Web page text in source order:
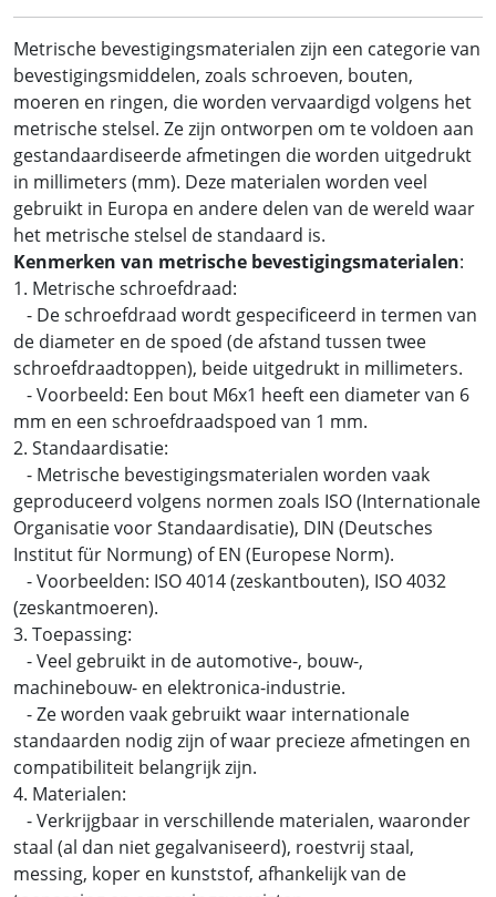
Metrische bevestigingsmaterialen zijn een categorie van
bevestigingsmiddelen, zoals schroeven, bouten,
moeren en ringen, die worden vervaardigd volgens het
metrische stelsel. Ze zijn ontworpen om te voldoen aan
gestandaardiseerde afmetingen die worden uitgedrukt
in millimeters (mm). Deze materialen worden veel
gebruikt in Europa en andere delen van de wereld waar
het metrische stelsel de standaard is.
Kenmerken van metrische bevestigingsmaterialen:
1. Metrische schroefdraad:
- De schroefdraad wordt gespecificeerd in termen van
de diameter en de spoed (de afstand tussen twee
schroefdraadtoppen), beide uitgedrukt in millimeters.
- Voorbeeld: Een bout M6x1 heeft een diameter van 6
mm en een schroefdraadspoed van 1 mm.
2. Standaardisatie:
- Metrische bevestigingsmaterialen worden vaak
geproduceerd volgens normen zoals ISO (Internationale
Organisatie voor Standaardisatie), DIN (Deutsches
Institut für Normung) of EN (Europese Norm).
- Voorbeelden: ISO 4014 (zeskantbouten), ISO 4032
(zeskantmoeren).
3. Toepassing:
- Veel gebruikt in de automotive-, bouw-,
machinebouw- en elektronica-industrie.
- Ze worden vaak gebruikt waar internationale
standaarden nodig zijn of waar precieze afmetingen en
compatibiliteit belangrijk zijn.
4. Materialen:
- Verkrijgbaar in verschillende materialen, waaronder
staal (al dan niet gegalvaniseerd), roestvrij staal,
messing, koper en kunststof, afhankelijk van de